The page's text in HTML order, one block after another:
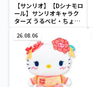
【サンリオ】【Dシナモロ
ール】サンリオキャラク
ターズ うるベビ・ちょい
26.08.06